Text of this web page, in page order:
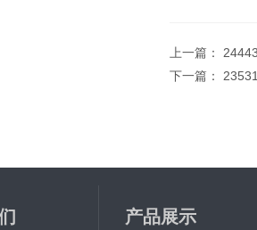
上一篇：
下一篇：
产品展示